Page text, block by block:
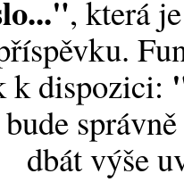
, která
k dispozici:
dbát výše